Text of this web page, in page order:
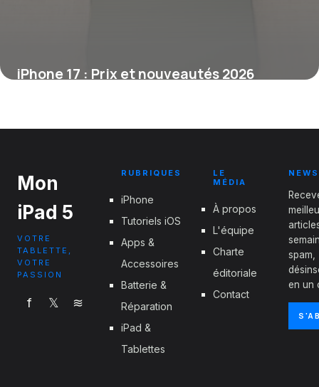
iPhone 17 : Prix et nouveautés 2026
Mon
iPad 5
VOTRE
TABLETTE,
VOTRE
PASSION
f 𝕏 ≋
RUBRIQUES
iPhone
Tutoriels iOS
Apps &
Accessoires
Batterie &
Réparation
iPad &
Tablettes
LE
MÉDIA
À propos
L'équipe
Charte
éditoriale
Contact
spam,
en un